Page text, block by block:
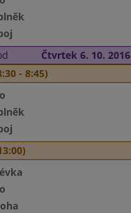
Čtvrtek 6. 10. 2016
- 8:45)